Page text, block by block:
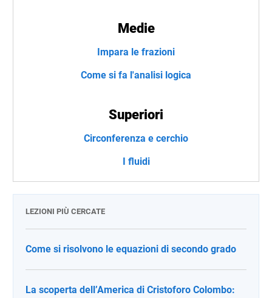
Medie
Impara le frazioni
Come si fa l'analisi logica
Superiori
Circonferenza e cerchio
I fluidi
LEZIONI PIÙ CERCATE
Come si risolvono le equazioni di secondo grado
La scoperta dell’America di Cristoforo Colombo: